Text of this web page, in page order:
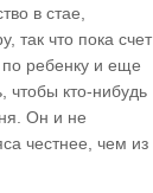
в стае,
так что пока счет
ребенку и еще
чтобы кто-нибудь
Он и не
честнее, чем из